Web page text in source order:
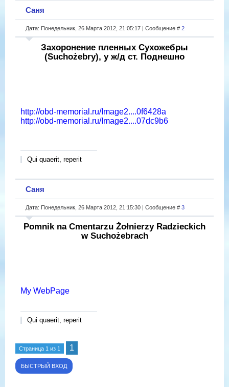
Саня
Дата: Понедельник, 26 Марта 2012, 21:05:17 | Сообщение # 2
Захоронение пленных Сухожебры
(Suchożebry), у ж/д ст. Поднешно
http://obd-memorial.ru/Image2....0f6428a
http://obd-memorial.ru/Image2....07dc9b6
Qui quaerit, reperit
Саня
Дата: Понедельник, 26 Марта 2012, 21:15:30 | Сообщение # 3
Pomnik na Cmentarzu Żołnierzy Radzieckich
w Suchożebrach
My WebPage
Qui quaerit, reperit
Страница 1 из 1 1